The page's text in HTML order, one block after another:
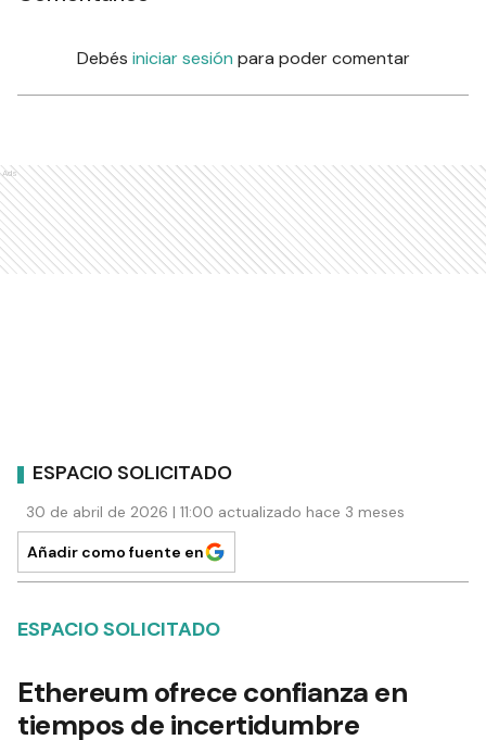
Debés iniciar sesión para poder comentar
Ads
ESPACIO SOLICITADO
30 de abril de 2026 | 11:00 actualizado hace 3 meses
Añadir como fuente en
ESPACIO SOLICITADO
Ethereum ofrece confianza en
tiempos de incertidumbre